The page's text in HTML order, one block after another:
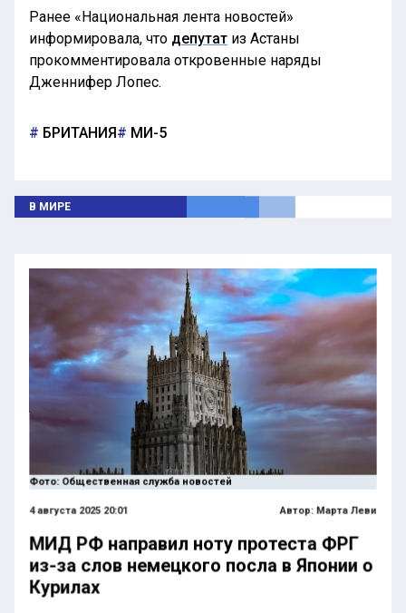
Ранее «Национальная лента новостей»
информировала, что депутат из Астаны
прокомментировала откровенные наряды
Дженнифер Лопес.
БРИТАНИЯ МИ-5
В МИРЕ
Фото: Общественная служба новостей
4 августа 2025 20:01 Автор: Марта Леви
МИД РФ направил ноту протеста ФРГ
из-за слов немецкого посла в Японии о
Курилах